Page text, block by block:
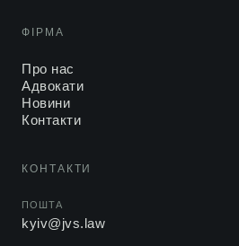
ФІРМА
Про нас
Адвокати
Новини
Контакти
КОНТАКТИ
ПОШТА
kyiv@jvs.law